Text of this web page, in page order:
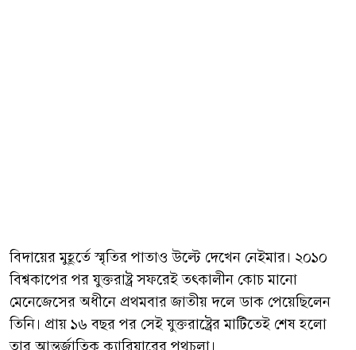
বিদায়ের মুহূর্তে স্মৃতির পাতাও উল্টে দেখেন নেইমার। ২০১০
বিশ্বকাপের পর যুক্তরাষ্ট্র সফরেই তৎকালীন কোচ মানো
মেনেজেসের অধীনে প্রথমবার জাতীয় দলে ডাক পেয়েছিলেন
তিনি। প্রায় ১৬ বছর পর সেই যুক্তরাষ্ট্রের মাটিতেই শেষ হলো